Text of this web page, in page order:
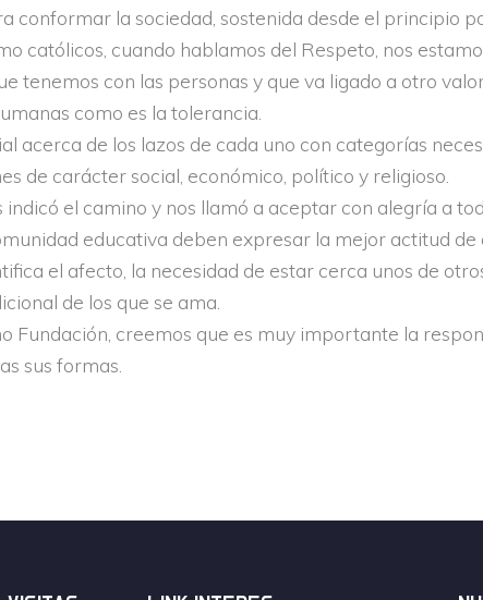
conformar la sociedad, sostenida desde el principio
católicos, cuando hablamos del Respeto, nos
tenemos con las personas y que va ligado a otro
como es la tolerancia.
acerca de los lazos de cada uno con categorías
de carácter social, económico, político y religioso.
indicó el camino y nos llamó a aceptar con alegría a
educativa deben expresar la mejor actitud de
el afecto, la necesidad de estar cerca unos de
de los que se ama.
Fundación, creemos que es muy importante la
sus formas.